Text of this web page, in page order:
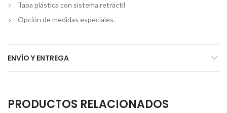
Tapa plástica con sistema retráctil
Opción de medidas especiales.
ENVÍO Y ENTREGA
PRODUCTOS RELACIONADOS